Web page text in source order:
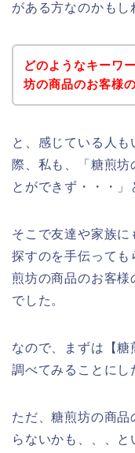
がある方なのかもし
どのようなキーワ
坊の商品のお客様
と、感じている人
際、私も、「糖煎坊
とができず・・・」
そこで友達や家族
探すのを手伝っても
煎坊の商品のお客様
でした。
なので、まずは【
調べてみることにし
ただ、糖煎坊の商
らないかも、、、と